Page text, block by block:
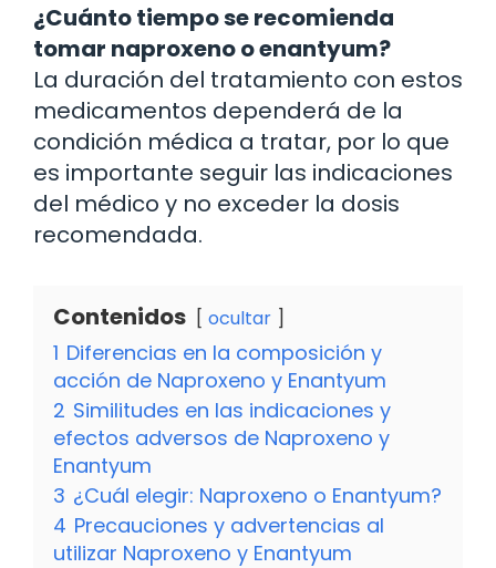
¿Cuánto tiempo se recomienda
tomar naproxeno o enantyum?
La duración del tratamiento con estos
medicamentos dependerá de la
condición médica a tratar, por lo que
es importante seguir las indicaciones
del médico y no exceder la dosis
recomendada.
Contenidos ocultar
1 Diferencias en la composición y
acción de Naproxeno y Enantyum
2 Similitudes en las indicaciones y
efectos adversos de Naproxeno y
Enantyum
3 ¿Cuál elegir: Naproxeno o Enantyum?
4 Precauciones y advertencias al
utilizar Naproxeno y Enantyum